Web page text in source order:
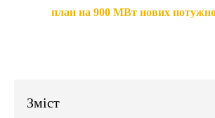
план на 900 МВт нових
Зміст